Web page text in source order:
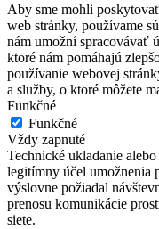
Aby sme mohli
web stránky, používame
nám umožní spracovávať
ktoré nám pomáhajú
používanie webovej
a služby, o ktoré môžete
Funkčné
Funkčné
Vždy zapnuté
Technické ukladanie
legitímny účel umožnenia
výslovne požiadal
prenosu komunikácie
siete.